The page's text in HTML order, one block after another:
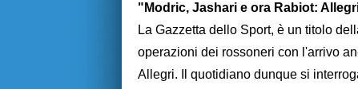
"Modric, Jashari e ora Rabiot:
La Gazzetta dello Sport, è un titolo
operazioni dei rossoneri con l'arrivo
Allegri. Il quotidiano dunque si